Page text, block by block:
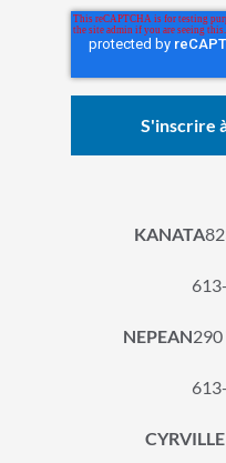
KANATA
NEPEAN
CYRVILLE